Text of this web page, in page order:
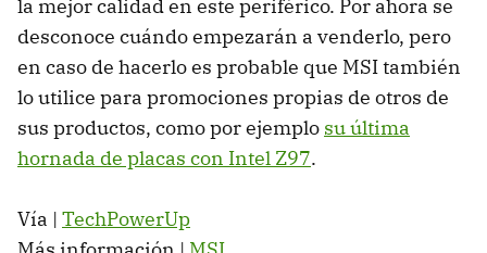
la mejor calidad en este periférico. Por ahora se
desconoce cuándo empezarán a venderlo, pero
en caso de hacerlo es probable que MSI también
lo utilice para promociones propias de otros de
sus productos, como por ejemplo su última
hornada de placas con Intel Z97.
Vía | TechPowerUp